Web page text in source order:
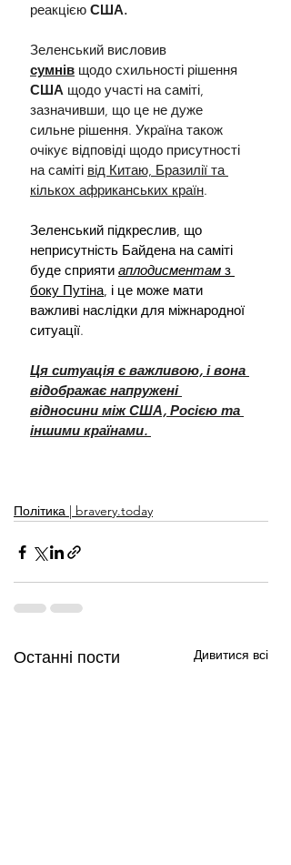
реакцією США.
Зеленський висловив
сумнів щодо схильності рішення
США щодо участі на саміті,
зазначивши, що це не дуже
сильне рішення. Україна також
очікує відповіді щодо присутності
на саміті від Китаю, Бразилії та
кількох африканських країн.
Зеленський підкреслив, що
неприсутність Байдена на саміті
буде сприяти аплодисментам з
боку Путіна, і це може мати
важливі наслідки для міжнародної
ситуації.
Ця ситуація є важливою, і вона
відображає напружені
відносини між США, Росією та
іншими країнами.
Політика | bravery.today
Останні пости Дивитися всі